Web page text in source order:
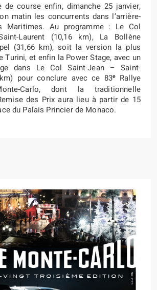
de course enfin, dimanche 25 janvier,
matin les concurrents dans l’arrière-
Maritimes. Au programme : Le Col
Laurent (10,16 km), La Bollène
(31,66 km), soit la version la plus
Turini, et enfin la Power Stage, avec un
dans Le Col Saint-Jean – Saint-
pour conclure avec ce 83e Rallye
Carlo, dont la traditionnelle
des Prix aura lieu à partir de 15
du Palais Princier de Monaco.